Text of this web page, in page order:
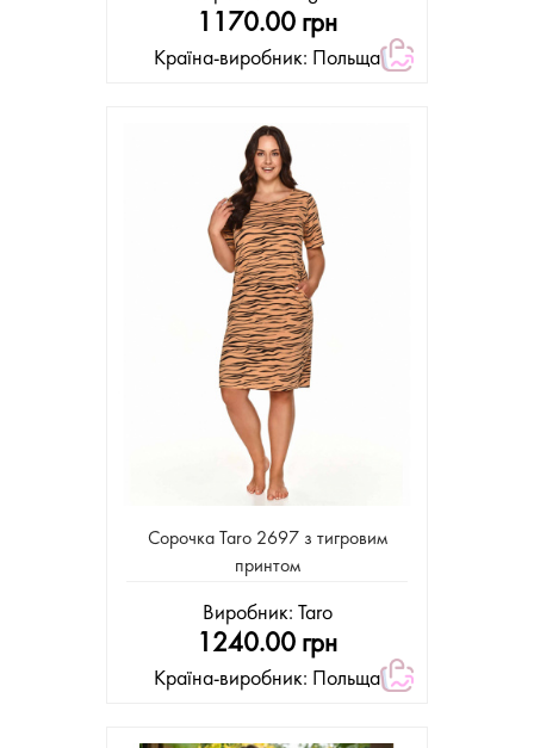
1170.00 грн
Країна-виробник: Польща
Сорочка Taro 2697 з тигровим
принтом
Виробник: Taro
1240.00 грн
Країна-виробник: Польща